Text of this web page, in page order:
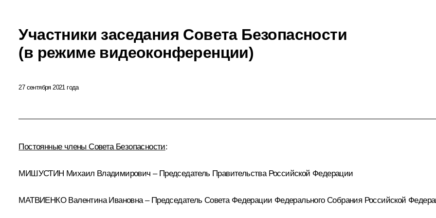
Участники заседания Совета Безопасности
(в режиме видеоконференции)
27 сентября 2021 года
Постоянные члены Совета Безопасности:
МИШУСТИН Михаил Владимирович – Председатель Правительства Российской Федерации
МАТВИЕНКО Валентина Ивановна – Председатель Совета Федерации Федерального Собрания Российской